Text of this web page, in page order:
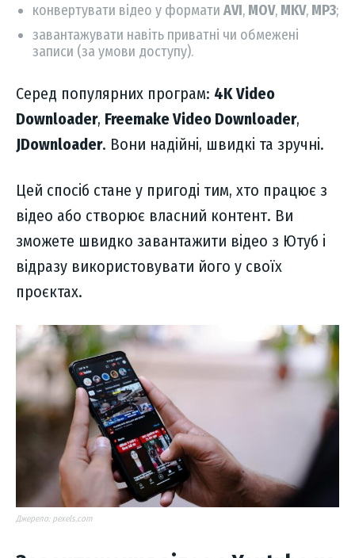
конвертувати відео у формати AVI, MOV, MKV, MP3;
завантажувати навіть приватні чи обмежені
записи (за умови доступу).
Серед популярних програм: 4K Video
Downloader, Freemake Video Downloader,
JDownloader. Вони надійні, швидкі та зручні.
Цей спосіб стане у пригоді тим, хто працює з
відео або створює власний контент. Ви
зможете швидко завантажити відео з Ютуб і
відразу використовувати його у своїх
проєктах.
Джерело: pexels.com